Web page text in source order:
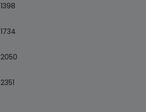
1398
1734
2050
2351